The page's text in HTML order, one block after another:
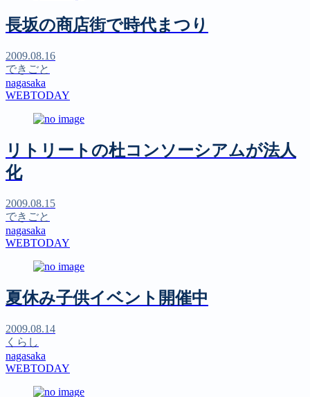
長坂の商店街で時代まつり
2009.08.16
できごと
nagasaka
WEBTODAY
リトリートの杜コンソーシアムが法人
化
2009.08.15
できごと
nagasaka
WEBTODAY
夏休み子供イベント開催中
2009.08.14
くらし
nagasaka
WEBTODAY